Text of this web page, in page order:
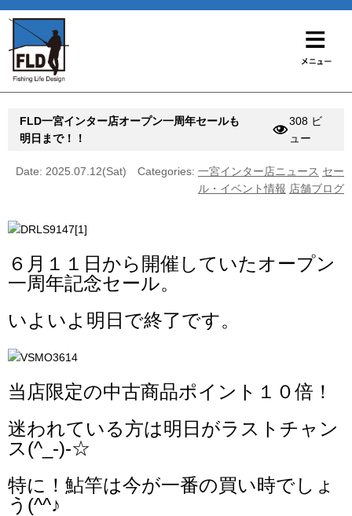
FLD一宮インター店オープン一周年セールも
明日まで！！
308 ビ
ュー
Date: 2025.07.12(Sat) Categories: 一宮インター店ニュース セー
ル・イベント情報 店舗ブログ
６月１１日から開催していたオープン
一周年記念セール。
いよいよ明日で終了です。
当店限定の中古商品ポイント１０倍！
迷われている方は明日がラストチャン
ス(^_-)-☆
特に！鮎竿は今が一番の買い時でしょ
う(^^♪